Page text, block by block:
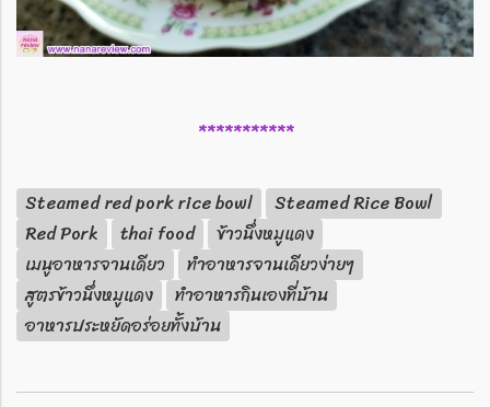
***********
Steamed red pork rice bowl
Steamed Rice Bowl
Red Pork
thai food
ข้าวนึ่งหมูแดง
เมนูอาหารจานเดียว
ทำอาหารจานเดียวง่ายๆ
สูตรข้าวนึ่งหมูแดง
ทำอาหารกินเองที่บ้าน
อาหารประหยัดอร่อยทั้งบ้าน